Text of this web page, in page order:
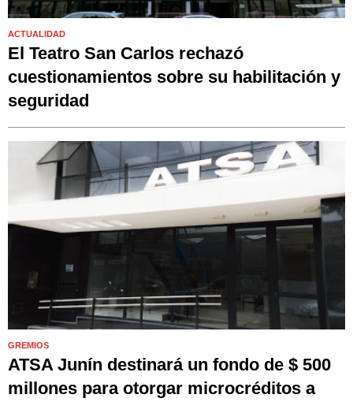
ACTUALIDAD
El Teatro San Carlos rechazó
cuestionamientos sobre su habilitación y
seguridad
GREMIOS
ATSA Junín destinará un fondo de $ 500
millones para otorgar microcréditos a